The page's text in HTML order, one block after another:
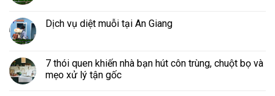
Dịch vụ diệt muỗi tại An Giang
7 thói quen khiến nhà bạn hút côn trùng, chuột bọ và
mẹo xử lý tận gốc